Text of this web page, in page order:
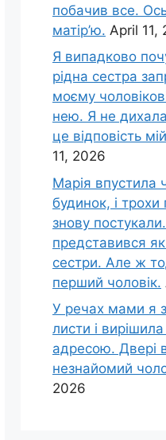
побачив все.
матір’ю. April 11,
Я випадково
рідна сестра
моєму
нею. Я не
це відповість
11, 2026
Марія впустила
будинок, і трохи
знову
представився
сестри. Але ж
перший чоловік.
У речах мами я
листи і вирішила
адресою. Двері
незнайомий
2026